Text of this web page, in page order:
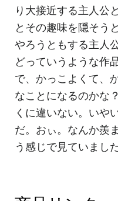
り大接近する主人公
とその趣味を隠そう
やろうともする主人
どっていうような作
で、かっこよくて、
なことになるのかな
くに違いない。いや
だ。おぃ。なんか羨
う感じで見ていました